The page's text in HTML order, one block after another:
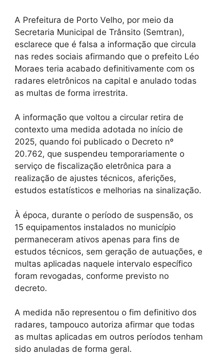
A Prefeitura de Porto Velho, por meio da
Secretaria Municipal de Trânsito (Semtran),
esclarece que é falsa a informação que circula
nas redes sociais afirmando que o prefeito Léo
Moraes teria acabado definitivamente com os
radares eletrônicos na capital e anulado todas
as multas de forma irrestrita.
A informação que voltou a circular retira de
contexto uma medida adotada no início de
2025, quando foi publicado o Decreto nº
20.762, que suspendeu temporariamente o
serviço de fiscalização eletrônica para a
realização de ajustes técnicos, aferições,
estudos estatísticos e melhorias na sinalização.
À época, durante o período de suspensão, os
15 equipamentos instalados no município
permaneceram ativos apenas para fins de
estudos técnicos, sem geração de autuações, e
multas aplicadas naquele intervalo específico
foram revogadas, conforme previsto no
decreto.
A medida não representou o fim definitivo dos
radares, tampouco autoriza afirmar que todas
as multas aplicadas em outros períodos tenham
sido anuladas de forma geral.